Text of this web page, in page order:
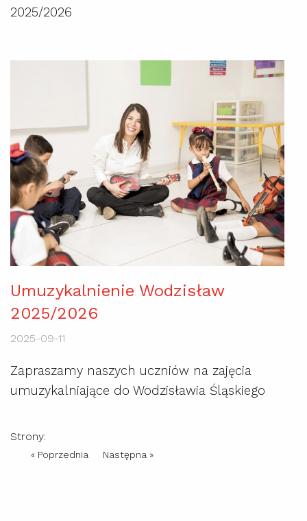
2025/2026
Umuzykalnienie Wodzisław
2025/2026
2025-09-11
Zapraszamy naszych uczniów na zajęcia
umuzykalniające do Wodzisławia Śląskiego
Strony:
« Poprzednia Następna »